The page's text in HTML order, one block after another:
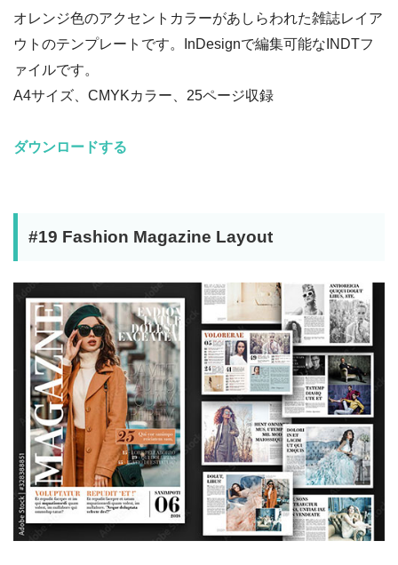
オレンジ色のアクセントカラーがあしらわれた雑誌レイア
ウトのテンプレートです。InDesignで編集可能なINDTフ
ァイルです。
A4サイズ、CMYKカラー、25ページ収録
ダウンロードする
#19 Fashion Magazine Layout